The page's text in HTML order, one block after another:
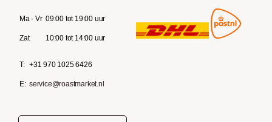
Ma - Vr 09:00 tot 19:00 uur
Zat 10:00 tot 14:00 uur
T: +31 970 1025 6426
E: service@roastmarket.nl